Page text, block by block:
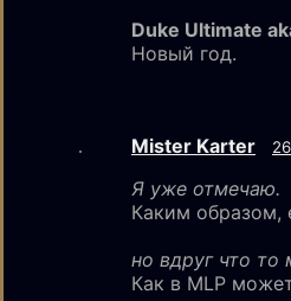
Duke Ultimate
Новый год.
Mister Karter
Я уже отмечаю.
Каким образом,
но вдруг что то
Как в MLP